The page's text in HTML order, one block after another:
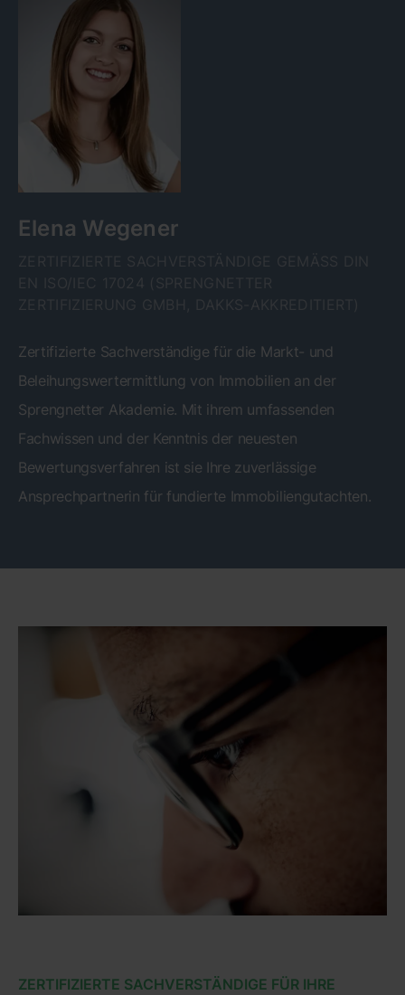
Elena Wegener
Zertifizierte Sachverständige für die Markt- und
Beleihungswertermittlung von Immobilien an der
Sprengnetter Akademie. Mit ihrem umfassenden
Fachwissen und der Kenntnis der neuesten
Bewertungsverfahren ist sie Ihre zuverlässige
Ansprechpartnerin für fundierte Immobiliengutachten.
ZERTIFIZIERTE SACHVERSTÄNDIGE FÜR IHRE